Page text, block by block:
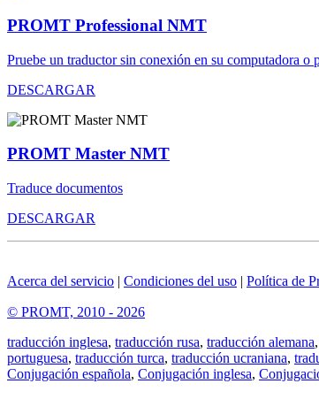
PROMT Professional NMT
Pruebe un traductor sin conexión en su computadora o
DESCARGAR
PROMT Master NMT
Traduce documentos
DESCARGAR
Acerca del servicio | Condiciones del uso | Política de
© PROMT, 2010 - 2026
traducción inglesa, traducción rusa, traducción alemana,
portuguesa, traducción turca, traducción ucraniana,
Conjugación española, Conjugación inglesa,